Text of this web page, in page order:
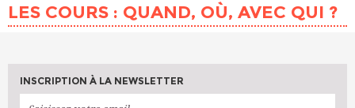
S’INSCRIRE
LES COURS : QUAND, OÙ, AVEC QUI ?
INSCRIPTION À LA NEWSLETTER